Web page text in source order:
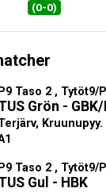
(0-0)
P9 Taso 2 , Tytöt9/
Grön -
P9 Taso 2 , Tytöt9/
Gul - HBK